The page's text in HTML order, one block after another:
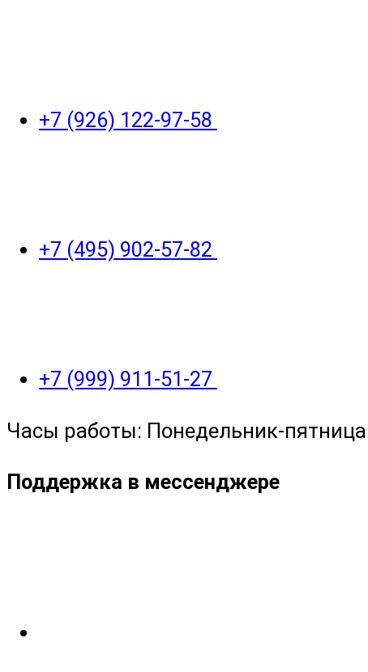
+7 (926) 122-97-58
+7 (495) 902-57-82
+7 (999) 911-51-27
Часы работы: Понедельник-пятница
Поддержка в мессенджере